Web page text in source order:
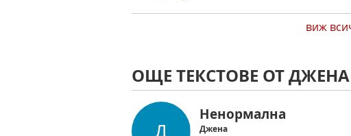
виж
ОЩЕ ТЕКСТОВЕ ОТ ДЖЕНА
Ненормална
Джена